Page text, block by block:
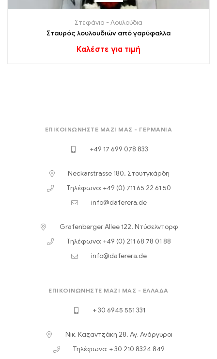
Στεφάνια - Λουλούδια
Σταυρός λουλουδιών από γαρύφαλλα
Καλέστε για τιμή
ΕΠΙΚΟΙΝΩΝΉΣΤΕ ΜΑΖΊ ΜΑΣ - ΓΕΡΜΑΝΊΑ
+49 17 699 078 833
Neckarstrasse 180, Στουτγκάρδη
Τηλέφωνο: +49 (0) 711 65 22 61 50
info@daferera.de
Grafenberger Allee 122, Ντύσελντορφ
Τηλέφωνο: +49 (0) 211 68 78 01 88
info@daferera.de
ΕΠΙΚΟΙΝΩΝΉΣΤΕ ΜΑΖΊ ΜΑΣ - ΕΛΛΆΔΑ
+ 30 6945 551 331
Νικ. Καζαντζάκη 28, Αγ. Ανάργυροι
Τηλέφωνο: + 30 210 8324 849